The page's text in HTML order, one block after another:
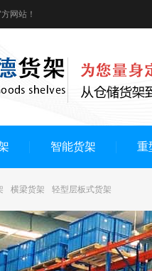
网站！
智能货架 重
横梁货架 轻型层板式货架